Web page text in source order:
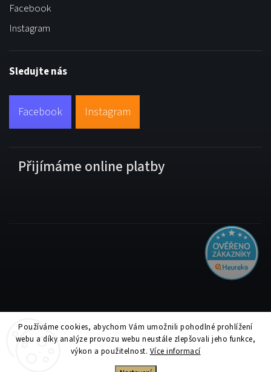
Používáme cookies, abychom Vám umožnili pohodlné prohlížení
webu a díky analýze provozu webu neustále zlepšovali jeho funkce,
výkon a použitelnost. Více informací
Facebook
Instagram
Sledujte nás
Facebook Instagram
Přijímáme online platby
Copyright 2026Tiskolino.cz. Všechna práva vyhrazena.
Upravit nastavení cookies